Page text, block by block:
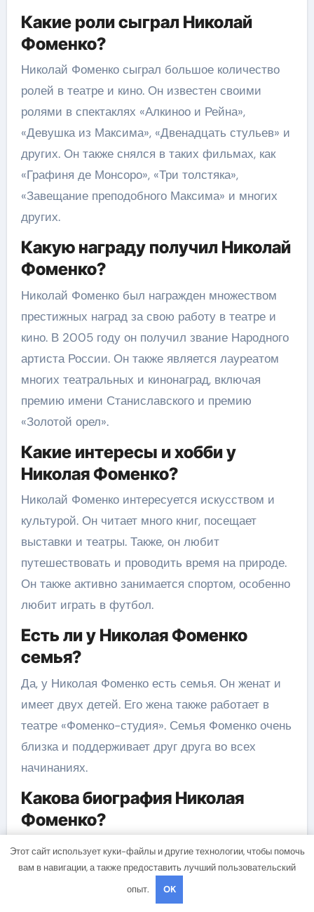
Какие роли сыграл Николай
Фоменко?
Николай Фоменко сыграл большое количество
ролей в театре и кино. Он известен своими
ролями в спектаклях «Алкиноо и Рейна»,
«Девушка из Максима», «Двенадцать стульев» и
других. Он также снялся в таких фильмах, как
«Графиня де Монсоро», «Три толстяка»,
«Завещание преподобного Максима» и многих
других.
Какую награду получил Николай
Фоменко?
Николай Фоменко был награжден множеством
престижных наград за свою работу в театре и
кино. В 2005 году он получил звание Народного
артиста России. Он также является лауреатом
многих театральных и кинонаград, включая
премию имени Станиславского и премию
«Золотой орел».
Какие интересы и хобби у
Николая Фоменко?
Николай Фоменко интересуется искусством и
культурой. Он читает много книг, посещает
выставки и театры. Также, он любит
путешествовать и проводить время на природе.
Он также активно занимается спортом, особенно
любит играть в футбол.
Есть ли у Николая Фоменко
семья?
Да, у Николая Фоменко есть семья. Он женат и
имеет двух детей. Его жена также работает в
театре «Фоменко-студия». Семья Фоменко очень
близка и поддерживает друг друга во всех
начинаниях.
Какова биография Николая
Фоменко?
Николай Фоменко — известный актер,
театральный режиссер, сценарист и продюсер.
Родился 5 января 1948 года в городе Москва.
Окончил ГИТИС в 1970 году и работал актером в
Этот сайт использует куки-файлы и другие технологии, чтобы помочь
вам в навигации, а также предоставить лучший пользовательский
опыт.
OK